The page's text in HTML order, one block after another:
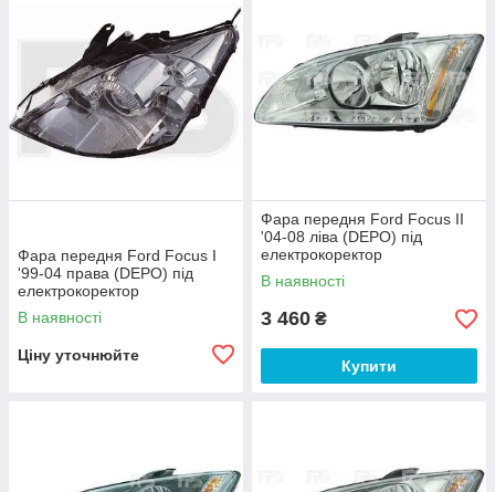
Фара передня Ford Focus I
'99-04 права (DEPO) під
електрокоректор
В наявності
Ціну уточнюйте
Фара передня Ford Focus II
'04-08 ліва (DEPO) під
електрокоректор
В наявності
3 460 ₴
Купити